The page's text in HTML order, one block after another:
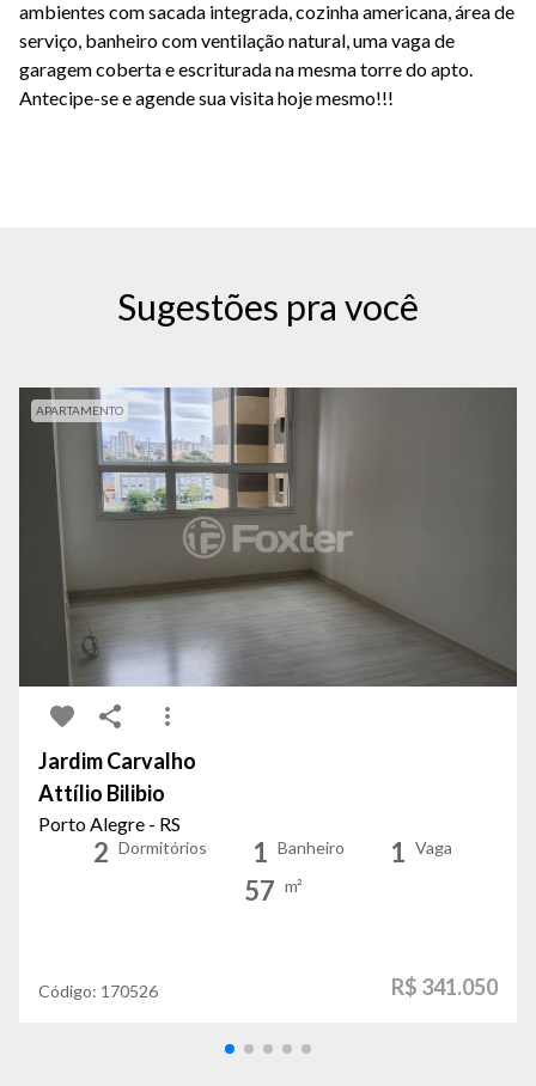
ambientes com sacada integrada, cozinha americana, área de
serviço, banheiro com ventilação natural, uma vaga de
garagem coberta e escriturada na mesma torre do apto.
Antecipe-se e agende sua visita hoje mesmo!!!
Sugestões pra você
APARTAMENTO
Jardim Carvalho
Attílio Bilibio
Porto Alegre - RS
2 Dormitórios 1 Banheiro 1 Vaga
57 m²
Código: 170526 R$ 341.050